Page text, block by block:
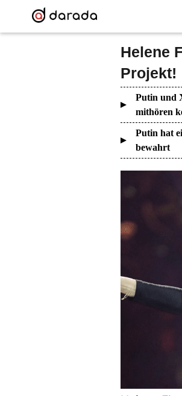
Helene
Projekt!
Putin und
mithören
Putin hat
bewahrt